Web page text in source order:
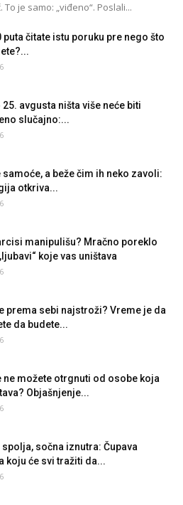
je samo: „viđeno“. Poslali...
puta čitate istu poruku pre nego što
25. avgusta ništa više neće biti
slučajno:...
samoće, a beže čim ih neko zavoli:
otkriva...
manipulišu? Mračno poreklo
koje vas uništava
prema sebi najstroži? Vreme je da
da budete...
ne možete otrgnuti od osobe koja
Objašnjenje...
spolja, sočna iznutra: Čupava
koju će svi tražiti da...